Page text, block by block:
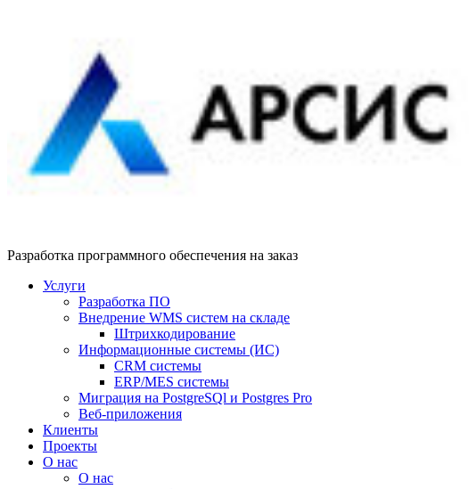
Разработка программного обеспечения на заказ
Услуги
Разработка ПО
Внедрение WMS систем на складе
Штрихкодирование
Информационные системы (ИС)
CRM системы
ERP/MES системы
Миграция на PostgreSQl и Postgres Pro
Веб-приложения
Клиенты
Проекты
О нас
О нас